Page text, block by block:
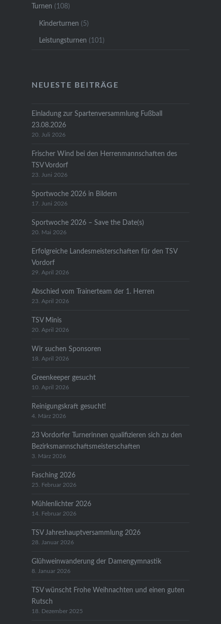
Turnen (108)
Kinderturnen (5)
Leistungsturnen (101)
NEUESTE BEITRÄGE
Einladung zur Spartenversammlung Fußball
23.08.2026
20. Juli 2026
Frischer Wind bei den Herrenmannschaften des
TSV Vordorf
23. Juni 2026
Sportwoche 2026 in Bildern
17. Juni 2026
Sportwoche 2026 – Save the Date(s)
20. Mai 2026
Erfolgreiche Landesmeisterschaften für den TSV
Vordorf
29. April 2026
Abschied vom Trainerteam der 1. Herren
23. April 2026
TSV Minis
20. April 2026
Wir suchen Sponsoren
18. April 2026
Greenkeeper gesucht
10. April 2026
Reinigungskraft gesucht!
4. März 2026
23 Vordorfer Turnerinnen qualifizieren sich zu den
Bezirksmannschaftsmeisterschaften
3. März 2026
Fasching 2026
25. Februar 2026
Mühlenlichter 2026
14. Februar 2026
TSV Jahreshauptversammlung 2026
28. Januar 2026
Glühweinwanderung der Damengymnastik
8. Januar 2026
TSV wünscht Frohe Weihnachten und einen guten
Rutsch
18. Dezember 2025